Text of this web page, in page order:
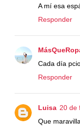
A mí esa
Responder
Cada día
Responder
Luisa 20 de
Que